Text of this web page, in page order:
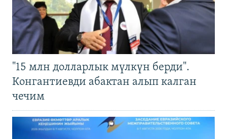
"15 млн долларлык мүлкүн берди".
Конгантиевди абактан алып калган
чечим